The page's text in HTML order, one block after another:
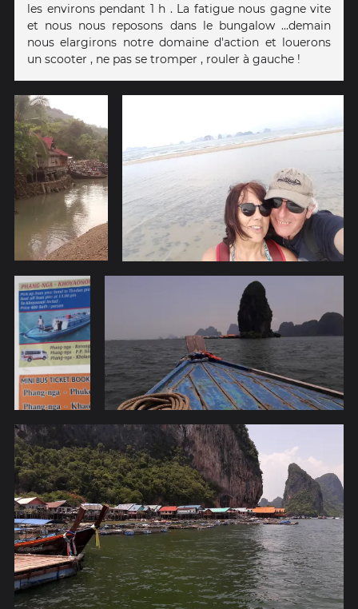
les environs pendant 1 h . La fatigue nous gagne vite
et nous nous reposons dans le bungalow ...demain
nous elargirons notre domaine d'action et louerons
un scooter , ne pas se tromper , rouler à gauche !